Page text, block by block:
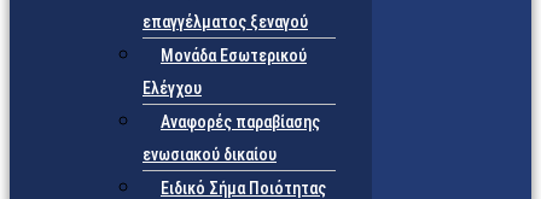
επαγγέλματος ξεναγού
Μονάδα Εσωτερικού
Ελέγχου
Αναφορές παραβίασης
ενωσιακού δικαίου
Ειδικό Σήμα Ποιότητας